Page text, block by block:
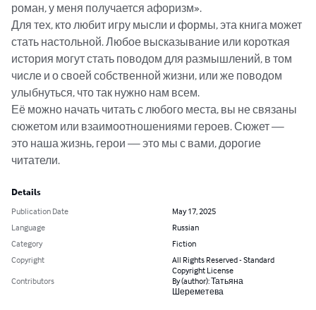
роман, у меня получается афоризм».
Для тех, кто любит игру мысли и формы, эта книга может
стать настольной. Любое высказывание или короткая
история могут стать поводом для размышлений, в том
числе и о своей собственной жизни, или же поводом
улыбнуться, что так нужно нам всем.
Её можно начать читать с любого места, вы не связаны
сюжетом или взаимоотношениями героев. Сюжет —
это наша жизнь, герои — это мы с вами, дорогие
читатели.
Details
Publication Date
May 17, 2025
Language
Russian
Category
Fiction
Copyright
All Rights Reserved - Standard
Copyright License
Contributors
By (author): Татьяна
Шереметева